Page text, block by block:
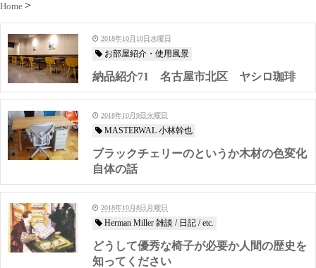
Home
2018年10月10日水曜日
お部屋紹介・使用風景
納品紹介71 名古屋市北区 ヤシロ珈琲
2018年10月9日火曜日
MASTERWAL 小林幹也
ブラックチェリーのというか木材の色変化
自体の話
2018年10月8日月曜日
Herman Miller 雑談 / 日記 / etc.
どうして優秀な椅子が必要か人間の歴史を
知ってください